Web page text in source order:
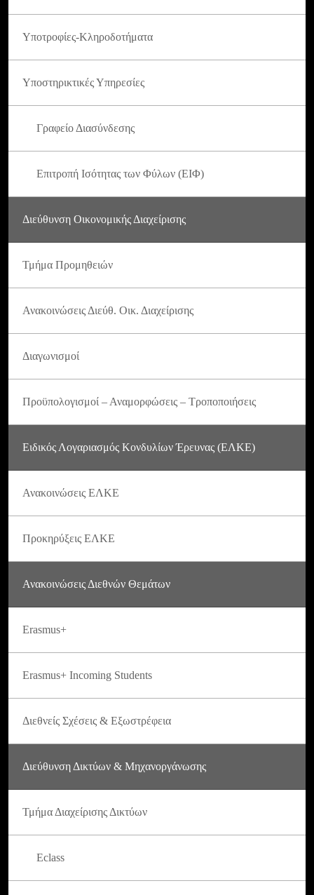
Υποτροφίες-Κληροδοτήματα
Υποστηρικτικές Υπηρεσίες
Γραφείο Διασύνδεσης
Επιτροπή Ισότητας των Φύλων (ΕΙΦ)
Διεύθυνση Οικονομικής Διαχείρισης
Τμήμα Προμηθειών
Ανακοινώσεις Διεύθ. Οικ. Διαχείρισης
Διαγωνισμοί
Προϋπολογισμοί – Αναμορφώσεις – Τροποποιήσεις
Ειδικός Λογαριασμός Κονδυλίων Έρευνας (ΕΛΚΕ)
Ανακοινώσεις ΕΛΚΕ
Προκηρύξεις ΕΛΚΕ
Ανακοινώσεις Διεθνών Θεμάτων
Erasmus+
Erasmus+ Incoming Students
Διεθνείς Σχέσεις & Εξωστρέφεια
Διεύθυνση Δικτύων & Μηχανοργάνωσης
Τμήμα Διαχείρισης Δικτύων
Eclass